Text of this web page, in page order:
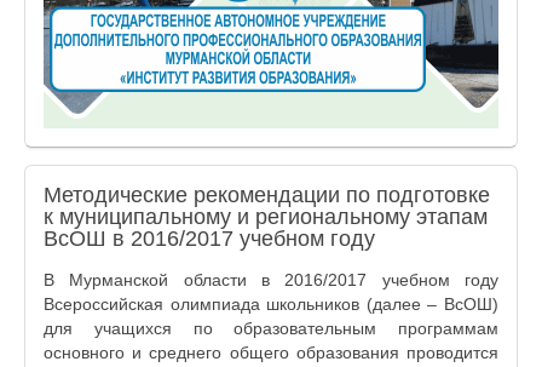
Методические рекомендации по подготовке
к муниципальному и региональному этапам
ВсОШ в 2016/2017 учебном году
В Мурманской области в 2016/2017 учебном году
Всероссийская олимпиада школьников (далее – ВсОШ)
для учащихся по образовательным программам
основного и среднего общего образования проводится